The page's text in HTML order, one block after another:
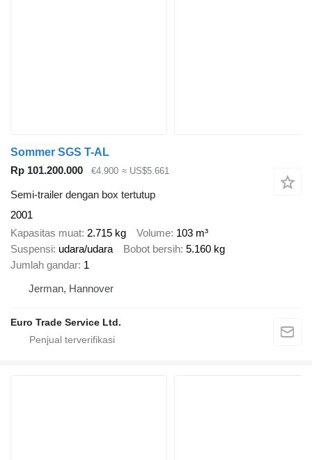
Sommer SGS T-AL
Rp 101.200.000
€4.900 ≈ US$5.661
Semi-trailer dengan box tertutup
2001
Kapasitas muat 2.715 kg Volume 103 m³
Suspensi udara/udara Bobot bersih 5.160 kg
Jumlah gandar 1
Jerman, Hannover
Euro Trade Service Ltd.